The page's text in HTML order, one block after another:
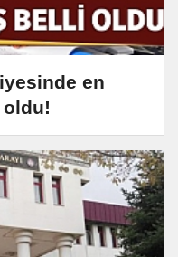
en